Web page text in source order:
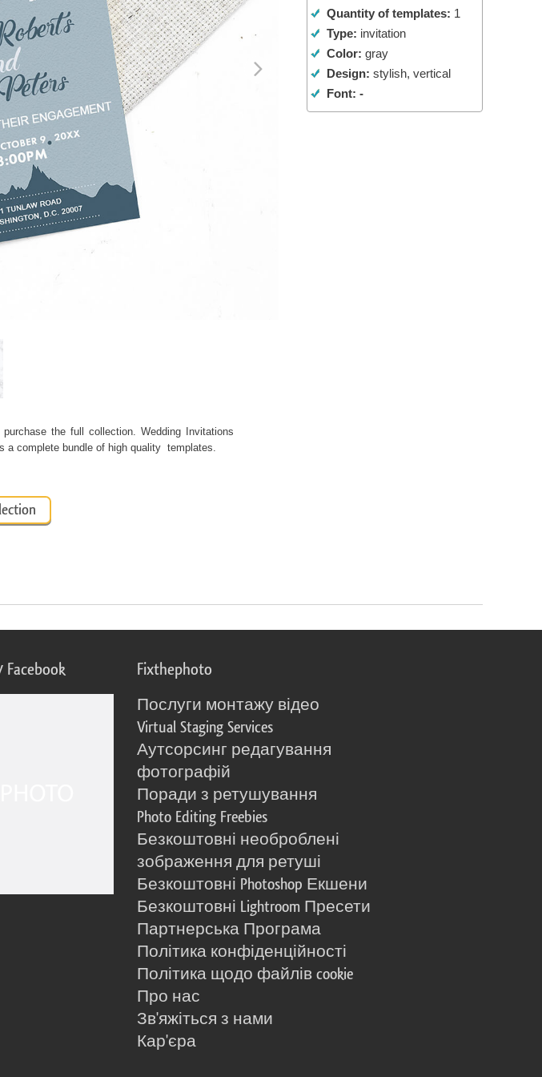
фото
виробів
Дані для навчання ШІ Video Editing ServicesQuantity of templates: 1
Type: invitation
Color: gray
Design: stylish, vertical
Font: -
the full collection. Wedding Invitations
a complete bundle of high quality templates.
Fixthephoto
Послуги монтажу відео
Virtual Staging Services
Аутсорсинг редагування
фотографій
Поради з ретушування
Photo Editing Freebies
Безкоштовні необроблені
зображення для ретуші
Безкоштовні Photoshop Екшени
Безкоштовні Lightroom Пресети
Партнерська Програма
Політика конфіденційності
Політика щодо файлів cookie
Про нас
Зв'яжіться з нами
Кар'єра